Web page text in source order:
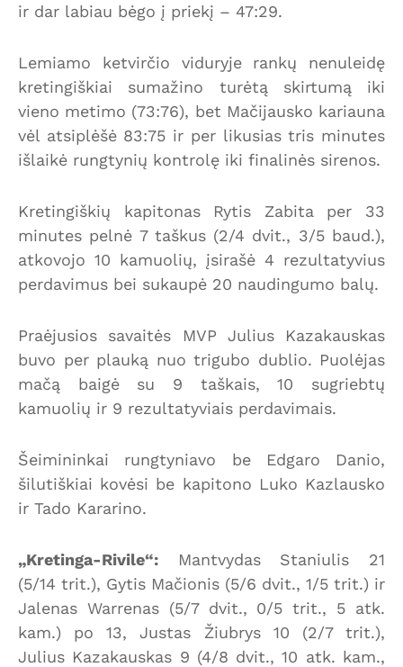
ir dar labiau bėgo į priekį – 47:29.
Lemiamo ketvirčio viduryje rankų nenuleidę
kretingiškiai sumažino turėtą skirtumą iki
vieno metimo (73:76), bet Mačijausko kariauna
vėl atsiplėšė 83:75 ir per likusias tris minutes
išlaikė rungtynių kontrolę iki finalinės sirenos.
Kretingiškių kapitonas Rytis Zabita per 33
minutes pelnė 7 taškus (2/4 dvit., 3/5 baud.),
atkovojo 10 kamuolių, įsirašė 4 rezultatyvius
perdavimus bei sukaupė 20 naudingumo balų.
Praėjusios savaitės MVP Julius Kazakauskas
buvo per plauką nuo trigubo dublio. Puolėjas
mačą baigė su 9 taškais, 10 sugriebtų
kamuolių ir 9 rezultatyviais perdavimais.
Šeimininkai rungtyniavo be Edgaro Danio,
šilutiškiai kovėsi be kapitono Luko Kazlausko
ir Tado Kararino.
„Kretinga-Rivile“: Mantvydas Staniulis 21
(5/14 trit.), Gytis Mačionis (5/6 dvit., 1/5 trit.) ir
Jalenas Warrenas (5/7 dvit., 0/5 trit., 5 atk.
kam.) po 13, Justas Žiubrys 10 (2/7 trit.),
Julius Kazakauskas 9 (4/8 dvit., 10 atk. kam.,